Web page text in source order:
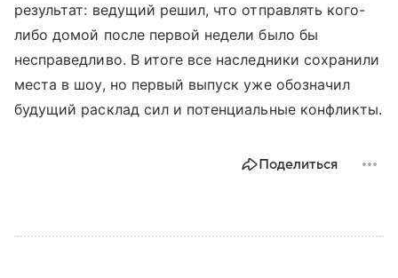
результат: ведущий решил, что отправлять кого-
либо домой после первой недели было бы
несправедливо. В итоге все наследники сохранили
места в шоу, но первый выпуск уже обозначил
будущий расклад сил и потенциальные конфликты.
Поделиться